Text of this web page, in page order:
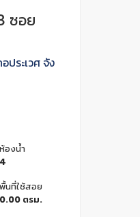
ซอย
ประเวศ จัง
ห้องน้ำ
4
พื้นที่ใช้สอย
0.00 ตรม.